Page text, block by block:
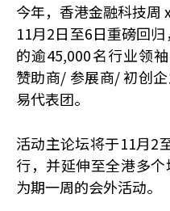
今年，香港金融科技
11月2日至6日重磅回
的逾45,000名行业领
赞助商/ 参展商/ 初创
易代表团。
活动主论坛将于11月2
行，并延伸至全港多
为期一周的会外活动。